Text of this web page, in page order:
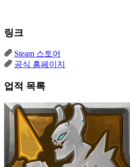
링크
Steam 스토어
공식 홈페이지
업적 목록